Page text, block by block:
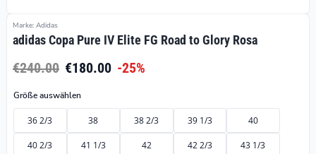
Marke: Adidas
adidas Copa Pure IV Elite FG Road to Glory Rosa
€240.00 €180.00 -25%
Größe auswählen
36 2/3 38 38 2/3 39 1/3 40
40 2/3 41 1/3 42 42 2/3 43 1/3